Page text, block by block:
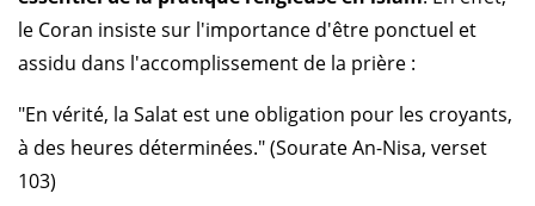
le Coran insiste sur l'importance d'être ponctuel et
assidu dans l'accomplissement de la prière :
"En vérité, la Salat est une obligation pour les croyants,
à des heures déterminées." (Sourate An-Nisa, verset
103)